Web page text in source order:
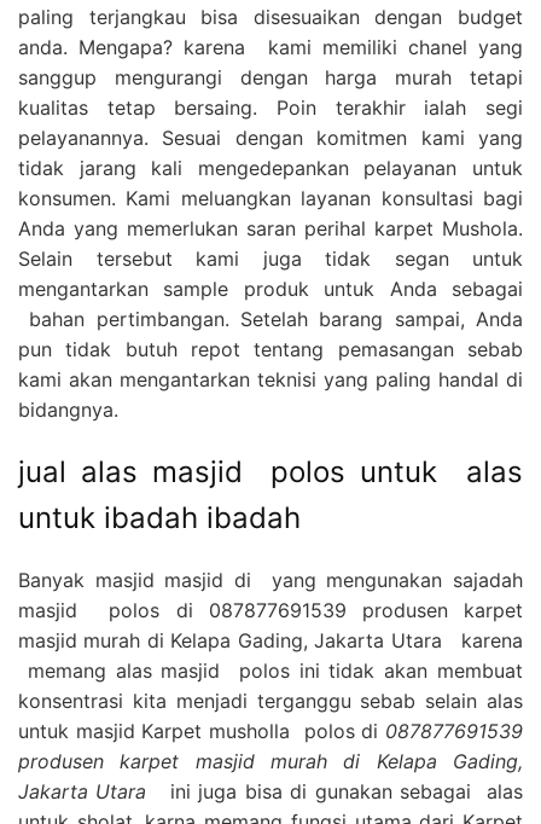
paling terjangkau bisa disesuaikan dengan budget
anda. Mengapa? karena kami memiliki chanel yang
sanggup mengurangi dengan harga murah tetapi
kualitas tetap bersaing. Poin terakhir ialah segi
pelayanannya. Sesuai dengan komitmen kami yang
tidak jarang kali mengedepankan pelayanan untuk
konsumen. Kami meluangkan layanan konsultasi bagi
Anda yang memerlukan saran perihal karpet Mushola.
Selain tersebut kami juga tidak segan untuk
mengantarkan sample produk untuk Anda sebagai
bahan pertimbangan. Setelah barang sampai, Anda
pun tidak butuh repot tentang pemasangan sebab
kami akan mengantarkan teknisi yang paling handal di
bidangnya.
jual alas masjid polos untuk alas
untuk ibadah ibadah
Banyak masjid masjid di yang mengunakan sajadah
masjid polos di 087877691539 produsen karpet
masjid murah di Kelapa Gading, Jakarta Utara karena
memang alas masjid polos ini tidak akan membuat
konsentrasi kita menjadi terganggu sebab selain alas
untuk masjid Karpet musholla polos di 087877691539
produsen karpet masjid murah di Kelapa Gading,
Jakarta Utara
ini juga bisa di gunakan sebagai alas